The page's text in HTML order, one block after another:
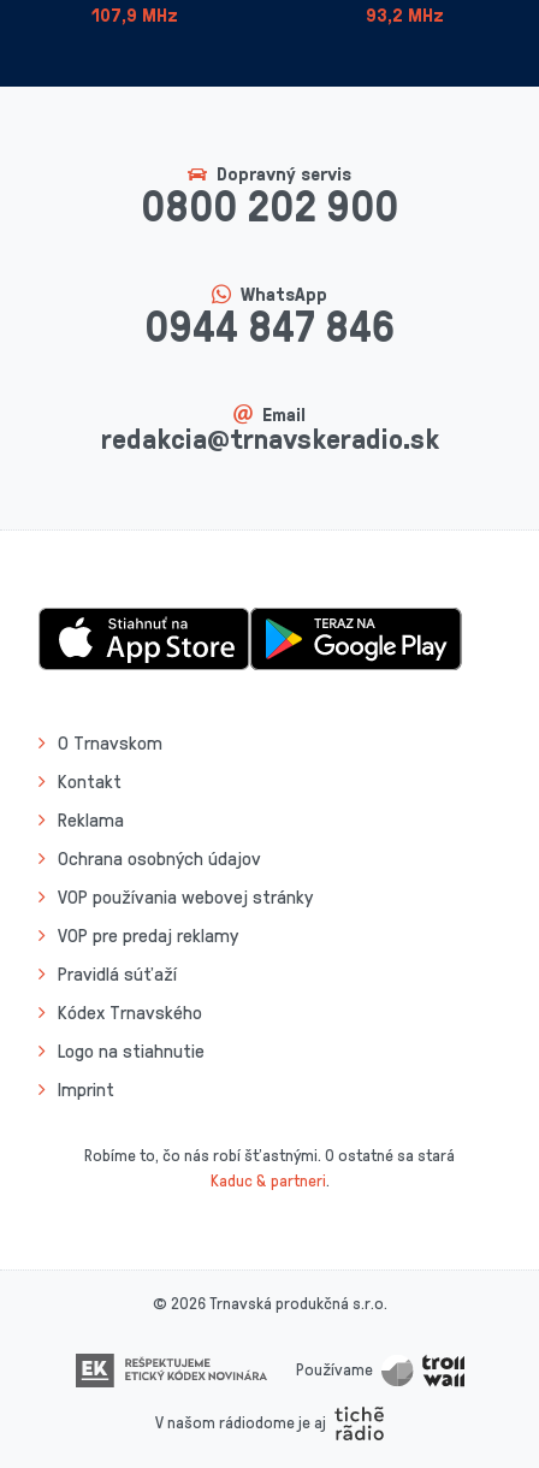
107,9 MHz
93,2 MHz
Dopravný servis
0800 202 900
WhatsApp
0944 847 846
Email
redakcia@trnavskeradio.sk
O Trnavskom
Kontakt
Reklama
Ochrana osobných údajov
VOP používania webovej stránky
VOP pre predaj reklamy
Pravidlá súťaží
Kódex Trnavského
Logo na stiahnutie
Imprint
Robíme to, čo nás robí šťastnými. O ostatné sa stará
Kaduc & partneri.
© 2026 Trnavská produkčná s.r.o.
Používame
V našom rádiodome je aj